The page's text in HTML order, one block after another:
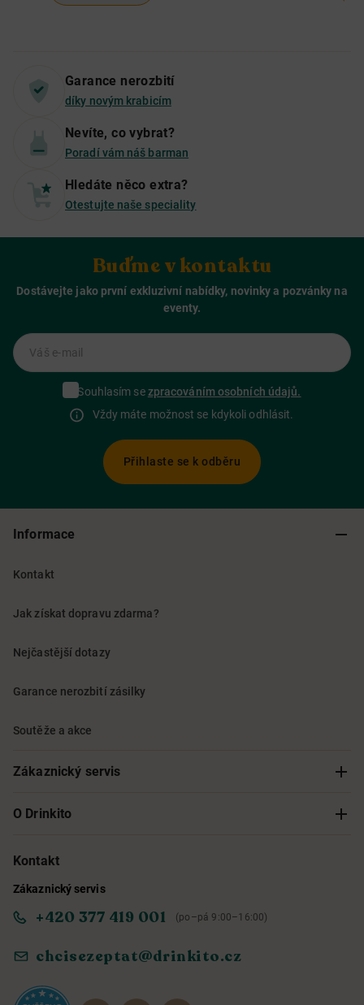
Garance nerozbití
díky novým krabicím
Nevíte, co vybrat?
Poradí vám náš barman
Hledáte něco extra?
Otestujte naše speciality
Buďme v kontaktu
Dostávejte jako první exkluzivní nabídky, novinky a pozvánky na
eventy.
Váš e-mail
Souhlasím sezpracováním osobních údajů.
Vždy máte možnost se kdykoli odhlásit.
Přihlaste se k odběru
Informace
Kontakt
Jak získat dopravu zdarma?
Nejčastější dotazy
Garance nerozbití zásilky
Soutěže a akce
Zákaznický servis
Sledování objednávky
Obchodní podmínky
Ochrana osobních údajů
Reklamace a vrácení
O Drinkito
O nás
Informace o přístupnosti služby
Kontakt
Zákaznický servis
+420 377 419 001 (po–pá 9:00–16:00)
chcisezeptat@drinkito.cz